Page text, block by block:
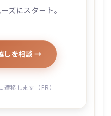
ズにスタート。
しを相談 →
移します（PR）